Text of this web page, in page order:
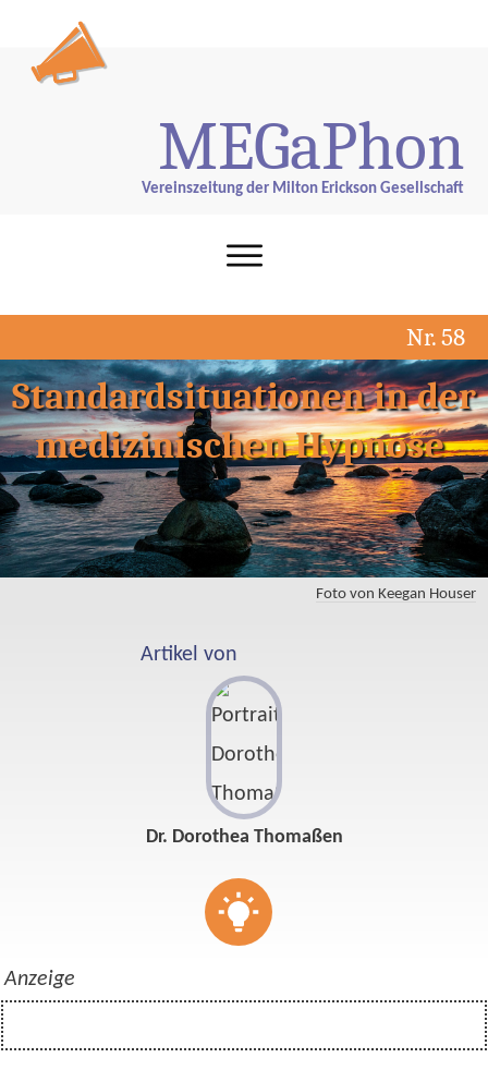
MEGaPhon
Vereinszeitung der Milton Erickson Gesellschaft
Nr. 58
Standardsituationen in der
medizinischen Hypnose
Foto von Keegan Houser
Artikel von
Dr. Dorothea Thomaßen
Anzeige